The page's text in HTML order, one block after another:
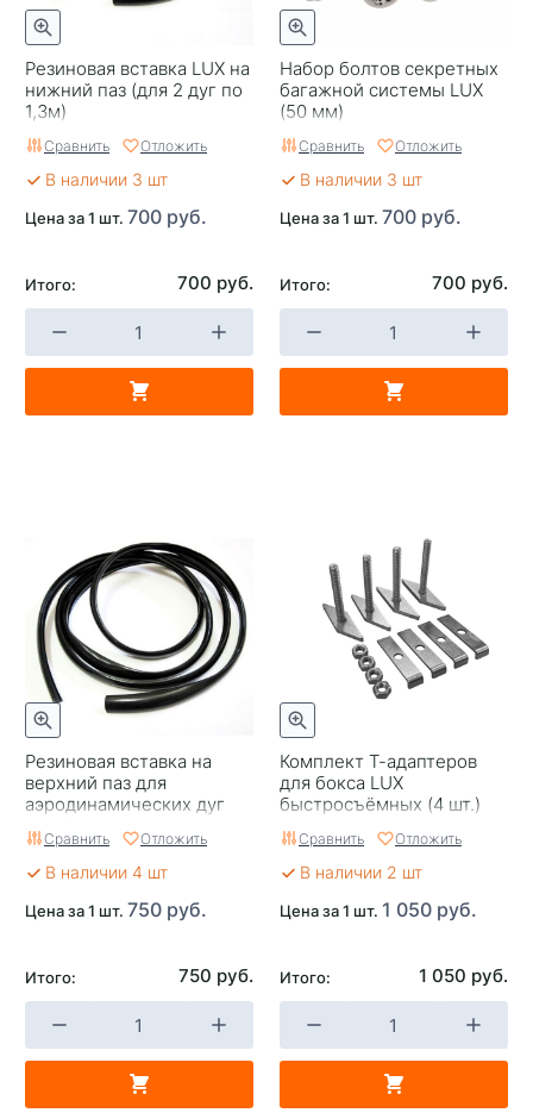
Резиновая вставка LUX на
нижний паз (для 2 дуг по
1,3м)
Сравнить Отложить
В наличии 3 шт
Цена за 1 шт. 700 руб.
Итого: 700 руб.
Набор болтов секретных
багажной системы LUX
(50 мм)
Сравнить Отложить
В наличии 3 шт
Цена за 1 шт. 700 руб.
Итого: 700 руб.
Резиновая вставка на
верхний паз для
аэродинамических дуг
LUX ( для 2-ух дуг по 1,3м)
Сравнить Отложить
В наличии 4 шт
Цена за 1 шт. 750 руб.
Итого: 750 руб.
Комплект Т-адаптеров
для бокса LUX
быстросъёмных (4 шт.)
Сравнить Отложить
В наличии 2 шт
Цена за 1 шт. 1 050 руб.
Итого: 1 050 руб.